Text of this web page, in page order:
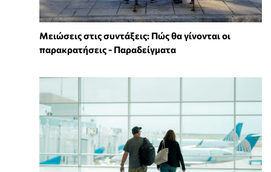
Μειώσεις στις συντάξεις: Πώς θα γίνονται οι
παρακρατήσεις - Παραδείγματα